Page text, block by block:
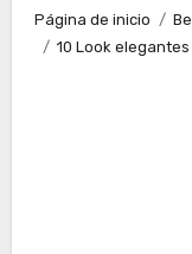
Página de inicio
10 Look